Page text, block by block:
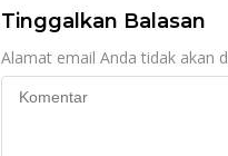
Tinggalkan Balasan
Alamat email Anda tidak akan